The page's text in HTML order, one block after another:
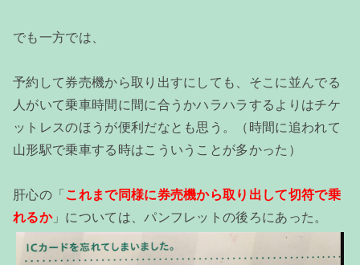
でも一方では、
予約して券売機から取り出すにしても、そこに並んでる
人がいて乗車時間に間に合うかハラハラするよりはチケ
ットレスのほうが便利だなとも思う。（時間に追われて
山形駅で乗車する時はこういうことが多かった）
肝心の「 これまで同様に券売機から取り出して切符で乗
れるか」については、パンフレットの後ろにあった。